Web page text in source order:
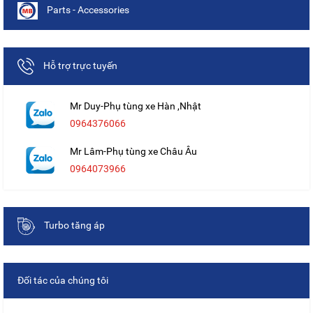
Parts - Accessories
Hỗ trợ trực tuyến
Mr Duy-Phụ tùng xe Hàn ,Nhật
0964376066
Mr Lâm-Phụ tùng xe Châu Âu
0964073966
Turbo tăng áp
Đối tác của chúng tôi